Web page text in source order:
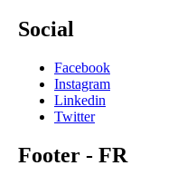
Social
Facebook
Instagram
Linkedin
Twitter
Footer - FR